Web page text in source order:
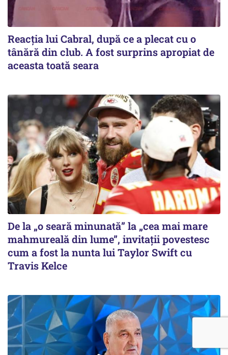
Reacția lui Cabral, după ce a plecat cu o
tânără din club. A fost surprins apropiat de
aceasta toată seara
De la „o seară minunată” la „cea mai mare
mahmureală din lume”, invitații povestesc
cum a fost la nunta lui Taylor Swift cu
Travis Kelce